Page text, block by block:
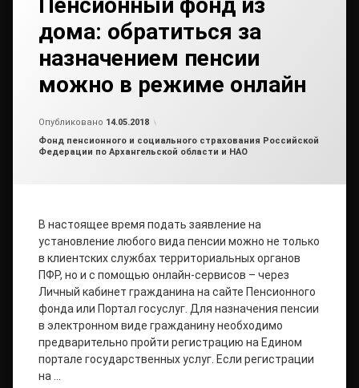
дома: обратиться за
назначением пенсии
можно в режиме онлайн
Опубликовано 14.05.2018
Рубрики:
Фонд пенсионного и социального страхования Российской
Федерации по Архангельской области и НАО
В настоящее время подать заявление на
установление любого вида пенсии можно не только
в клиентских службах территориальных органов
ПФР, но и с помощью онлайн-сервисов – через
Личный кабинет гражданина на сайте Пенсионного
фонда или Портал госуслуг. Для назначения пенсии
в электронном виде гражданину необходимо
предварительно пройти регистрацию на Едином
портале государственных услуг. Если регистрации
на …